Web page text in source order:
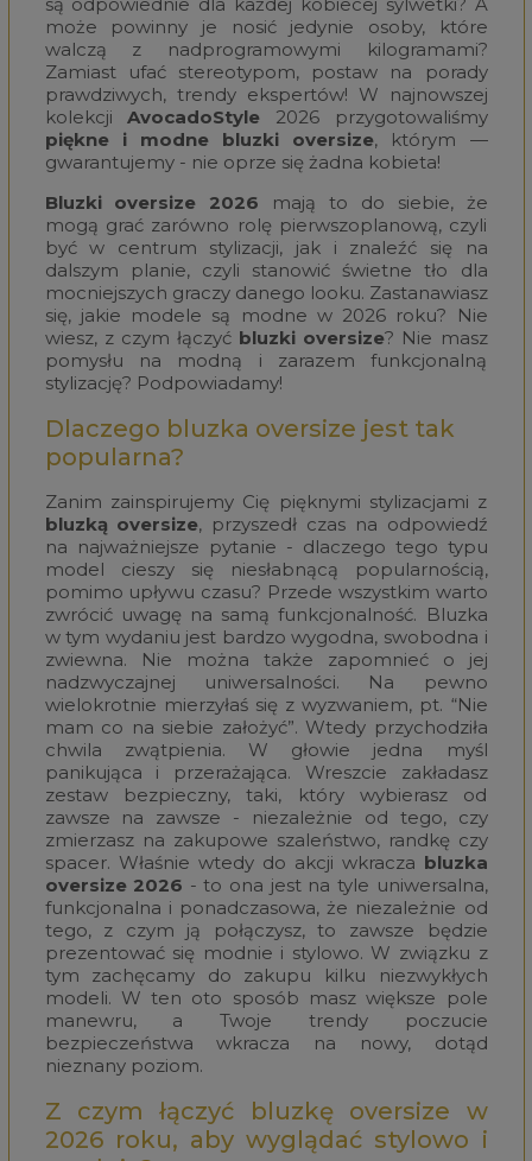
może powinny je nosić jedynie osoby, które
walczą z nadprogramowymi kilogramami?
Zamiast ufać stereotypom, postaw na porady
prawdziwych, trendy ekspertów! W najnowszej
kolekcjiAvocadoStyle 2026 przygotowaliśmy
piękne i modne bluzki oversize, którym —
gwarantujemy - nie oprze się żadna kobieta!
Bluzki oversize 2026
mają to do siebie, że
mogą grać zarówno rolę pierwszoplanową, czyli
być w centrum stylizacji, jak i znaleźć się na
dalszym planie, czyli stanowić świetne tło dla
mocniejszych graczy danego looku. Zastanawiasz
się, jakie modele są modne w 2026 roku? Nie
wiesz, z czym łączyć bluzki oversize? Nie masz
pomysłu na modną i zarazem funkcjonalną
stylizację? Podpowiadamy!
Dlaczego bluzka oversize jest tak
popularna?
Zanim zainspirujemy Cię pięknymi stylizacjami z
bluzką oversize, przyszedł czas na odpowiedź
na najważniejsze pytanie - dlaczego tego typu
model cieszy się niesłabnącą popularnością,
pomimo upływu czasu? Przede wszystkim warto
zwrócić uwagę na samą funkcjonalność. Bluzka
w tym wydaniu jest bardzo wygodna, swobodna i
zwiewna. Nie można także zapomnieć o jej
nadzwyczajnej uniwersalności. Na pewno
wielokrotnie mierzyłaś się z wyzwaniem, pt. “Nie
mam co na siebie założyć”. Wtedy przychodziła
chwila zwątpienia. W głowie jedna myśl
panikująca i przerażająca. Wreszcie zakładasz
zestaw bezpieczny, taki, który wybierasz od
zawsze na zawsze - niezależnie od tego, czy
zmierzasz na zakupowe szaleństwo, randkę czy
spacer. Właśnie wtedy do akcji wkracza bluzka
oversize 2026 - to ona jest na tyle uniwersalna,
funkcjonalna i ponadczasowa, że niezależnie od
tego, z czym ją połączysz, to zawsze będzie
prezentować się modnie i stylowo. W związku z
tym zachęcamy do zakupu kilku niezwykłych
modeli. W ten oto sposób masz większe pole
manewru, a Twoje trendy poczucie
bezpieczeństwa wkracza na nowy, dotąd
nieznany poziom.
Z czym łączyć bluzkę oversize w
2026 roku, aby wyglądać stylowo i